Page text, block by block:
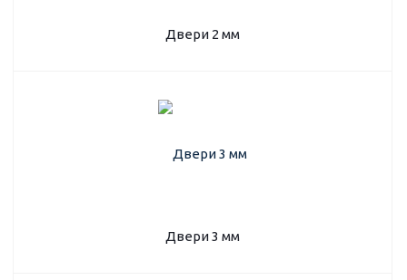
Двери 2 мм
Двери 3 мм